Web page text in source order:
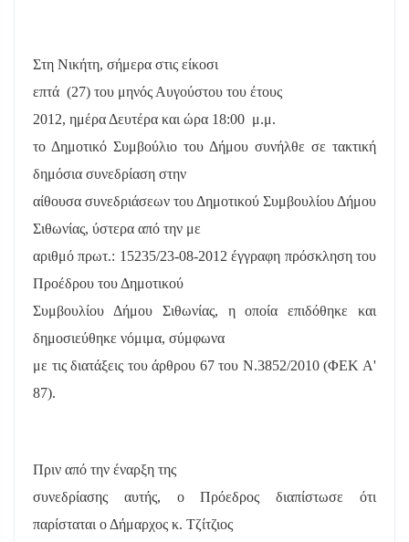
Στη Νικήτη, σήμερα στις είκοσι
επτά (27) του μηνός Αυγούστου του έτους
2012, ημέρα Δευτέρα και ώρα 18:00 μ.μ.
το Δημοτικό Συμβούλιο του Δήμου συνήλθε σε τακτική
δημόσια συνεδρίαση στην
αίθουσα συνεδριάσεων του Δημοτικού Συμβουλίου Δήμου
Σιθωνίας, ύστερα από την με
αριθμό πρωτ.: 15235/23-08-2012 έγγραφη πρόσκληση του
Προέδρου του Δημοτικού
Συμβουλίου Δήμου Σιθωνίας, η οποία επιδόθηκε και
δημοσιεύθηκε νόμιμα, σύμφωνα
με τις διατάξεις του άρθρου 67 του Ν.3852/2010 (ΦΕΚ Α'
87).
Πριν από την έναρξη της
συνεδρίασης αυτής, ο Πρόεδρος διαπίστωσε ότι
παρίσταται ο Δήμαρχος κ. Τζίτζιος